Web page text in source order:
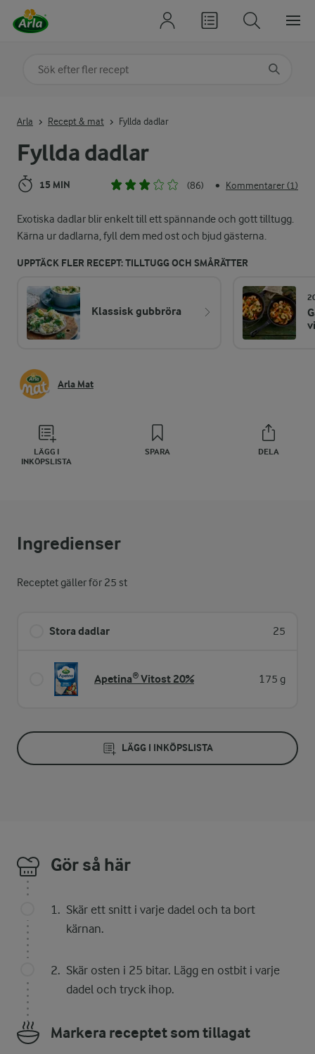
Fyllda dadlar
15 MIN (86) • Kommentarer (1)
Exotiska dadlar blir enkelt till ett spännande och gott tilltugg.
Kärna ur dadlarna, fyll dem med ost och bjud gästerna.
UPPTÄCK FLER RECEPT: TILLTUGG OCH SMÅRÄTTER
Klassisk gubbröra
Arla Mat
LÄGG I
INKÖPSLISTA
SPARA DELA
Arla Recept & mat Fyllda dadlar
Ingredienser
Receptet gäller för 25 st
Stora dadlar 25
Apetina® Vitost 20% 175 g
LÄGG I INKÖPSLISTA
Gör så här
Skär ett snitt i varje dadel och ta bort
kärnan.
Skär osten i 25 bitar. Lägg en ostbit i varje
dadel och tryck ihop.
Markera receptet som tillagat
Sök på kategori eller ingrediens